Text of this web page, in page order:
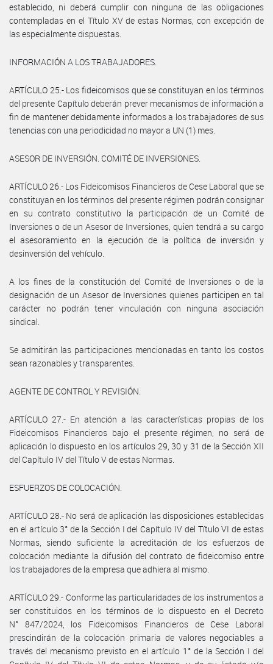
establecido, ni deberá cumplir con ninguna de las obligaciones
contempladas en el Título XV de estas Normas, con excepción de
las especialmente dispuestas.
INFORMACIÓN A LOS TRABAJADORES.
ARTÍCULO 25.- Los fideicomisos que se constituyan en los términos
del presente Capítulo deberán prever mecanismos de información a
fin de mantener debidamente informados a los trabajadores de sus
tenencias con una periodicidad no mayor a UN (1) mes.
ASESOR DE INVERSIÓN. COMITÉ DE INVERSIONES.
ARTÍCULO 26.- Los Fideicomisos Financieros de Cese Laboral que se
constituyan en los términos del presente régimen podrán consignar
en su contrato constitutivo la participación de un Comité de
Inversiones o de un Asesor de Inversiones, quien tendrá a su cargo
el asesoramiento en la ejecución de la política de inversión y
desinversión del vehículo.
A los fines de la constitución del Comité de Inversiones o de la
designación de un Asesor de Inversiones quienes participen en tal
carácter no podrán tener vinculación con ninguna asociación
sindical.
Se admitirán las participaciones mencionadas en tanto los costos
sean razonables y transparentes.
AGENTE DE CONTROL Y REVISIÓN.
ARTÍCULO 27.- En atención a las características propias de los
Fideicomisos Financieros bajo el presente régimen, no será de
aplicación lo dispuesto en los artículos 29, 30 y 31 de la Sección XII
del Capítulo IV del Título V de estas Normas.
ESFUERZOS DE COLOCACIÓN.
ARTÍCULO 28.- No será de aplicación las disposiciones establecidas
en el artículo 3° de la Sección I del Capítulo IV del Título VI de estas
Normas, siendo suficiente la acreditación de los esfuerzos de
colocación mediante la difusión del contrato de fideicomiso entre
los trabajadores de la empresa que adhiera al mismo.
ARTÍCULO 29.- Conforme las particularidades de los instrumentos a
ser constituidos en los términos de lo dispuesto en el Decreto
N° 847/2024, los Fideicomisos Financieros de Cese Laboral
prescindirán de la colocación primaria de valores negociables a
través del mecanismo previsto en el artículo 1° de la Sección I del